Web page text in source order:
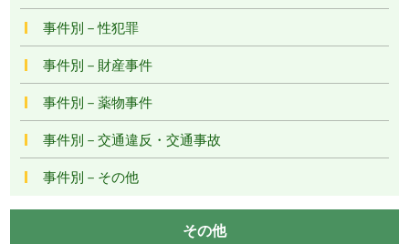
事件別－性犯罪
事件別－財産事件
事件別－薬物事件
事件別－交通違反・交通事故
事件別－その他
その他